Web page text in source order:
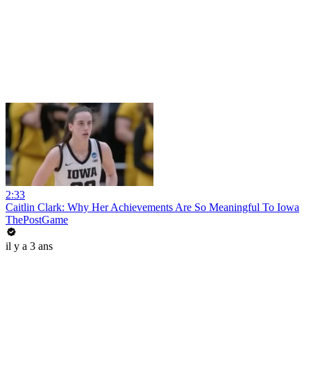
2:33
Caitlin Clark: Why Her Achievements Are So Meaningful To Iowa
ThePostGame
il y a 3 ans